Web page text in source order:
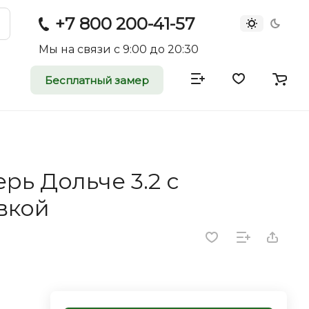
+7 800 200-41-57
Мы на связи с 9:00 до 20:30
Бесплатный замер
Дольче 3.2 с
и
приглашает к